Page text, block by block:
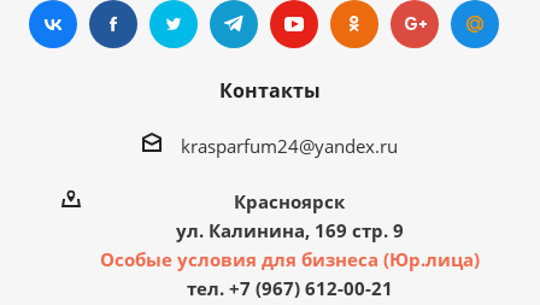
Контакты
krasparfum24@yandex.ru
Красноярск
ул. Калинина, 169 стр. 9
Особые условия для бизнеса (Юр.лица)
тел. +7 (967) 612-00-21